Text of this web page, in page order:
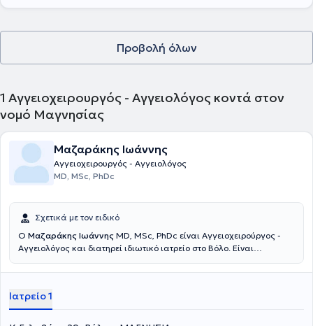
Προβολή όλων
1 Αγγειοχειρουργός - Αγγειολόγος κοντά στον
νομό Μαγνησίας
Μαζαράκης Ιωάννης
Αγγειοχειρουργός - Αγγειολόγος
MD, MSc, PhDc
Σχετικά με τον ειδικό
Ο Μαζαράκης Ιωάννης MD, MSc, PhDc είναι Αγγειοχειρούργος -
Αγγειολόγος και διατηρεί ιδιωτικό ιατρείο στο Βόλο. Είναι
Πανεπιστημίου Αθηνών και διαθέτει μεταπτυχιακό δίπλωμα
Σχολή του ίδιου ιδρύματος, σε συνεργασία με το Πανεπιστήμιο του
Μιλάνου. Επιπροσθέτως, απέκτησε δύο προπτυχιακούς τίτλους,
από την Στρατιωτική Σχολή Αξιωματικών Σωμάτων αλλά και από
Ιατρείο 1